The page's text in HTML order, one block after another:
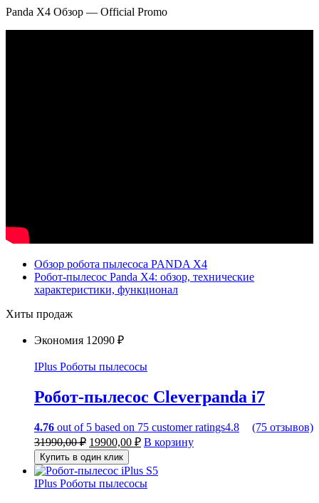
Panda X4 Обзор — Official Promo
Обзор робота пылесоса PANDA X4
Робот-пылесос Panda X4: обзор, технические
характеристики, функционал
Хиты продаж
Экономия 12090 ₽
IPlus Роботы пылесосы
Робот-пылесос Cleverpanda i7
4.76 out of 5 based on 75 customer ratings4.8
(75 отзывов)
31990,00₽ 19900,00 ₽ В корзину
Купить в один клик
IPlus Роботы пылесосы